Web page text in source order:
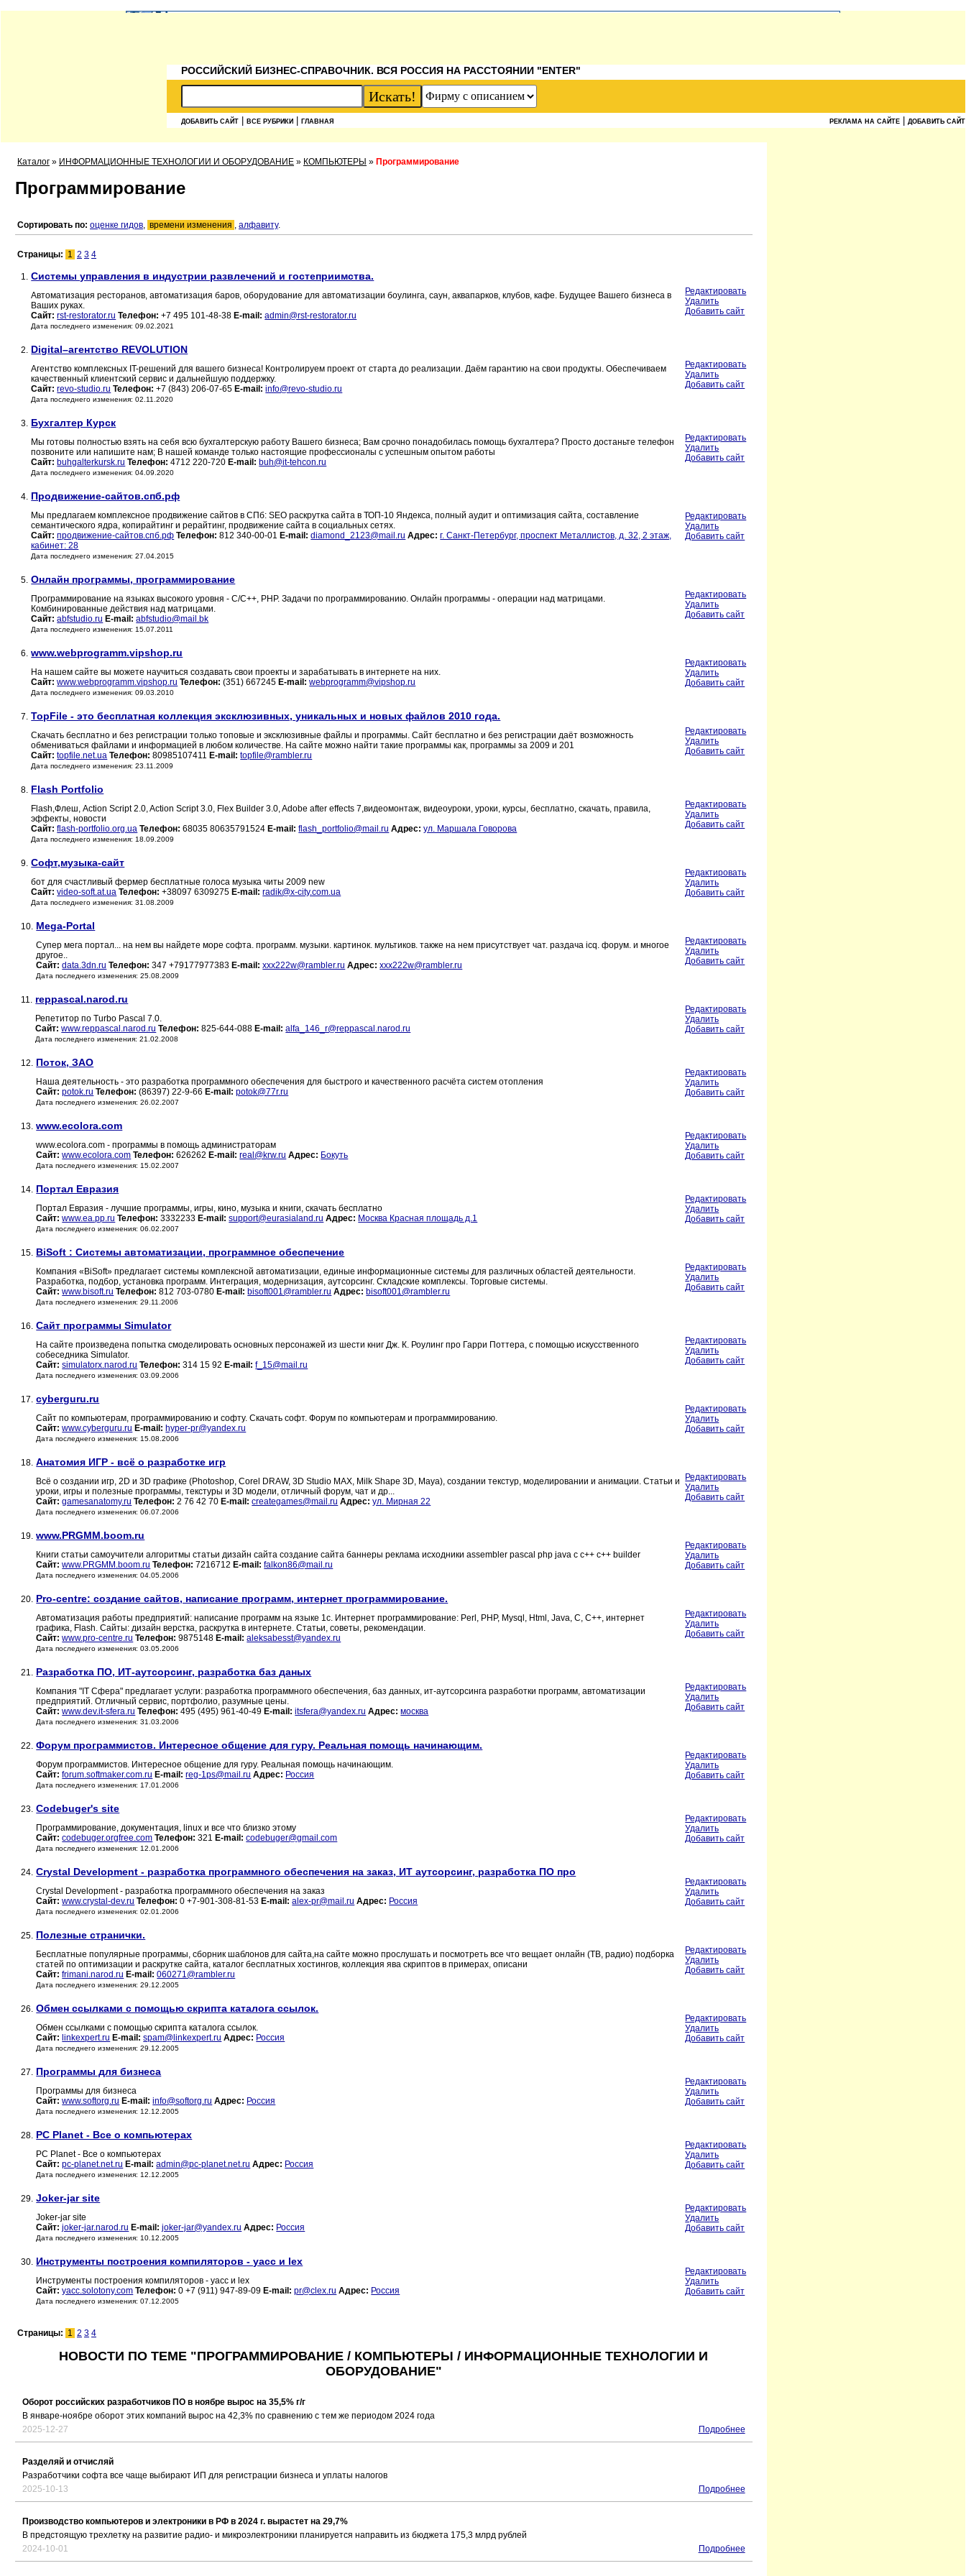
РОССИЙСКИЙ БИЗНЕС-СПРАВОЧНИК. ВСЯ РОССИЯ НА РАССТОЯНИИ "ENTER"
ДОБАВИТЬ САЙТ ВСЕ РУБРИКИ ГЛАВНАЯ РЕКЛАМА НА САЙТЕ ДОБАВИТЬ САЙТ
Каталог » ИНФОРМАЦИОННЫЕ ТЕХНОЛОГИИ И ОБОРУДОВАНИЕ » КОМПЬЮТЕРЫ » Программирование
Программирование
Сортировать по: оценке гидов, времени изменения , алфавиту.
Страницы: 1 2 3 4
1. Системы управления в индустрии развлечений и гостеприимства.
Автоматизация ресторанов, автоматизация баров, оборудование для автоматизации боулинга, саун, аквапарков, клубов, кафе. Будущее Вашего бизнеса в
Ваших руках.
Сайт: rst-restorator.ru Телефон: +7 495 101-48-38 E-mail: admin@rst-restorator.ru
Дата последнего изменения: 09.02.2021
Редактировать
Удалить
Добавить сайт
2. Digital–агентство REVOLUTION
Агентство комплексных IT-решений для вашего бизнеса! Контролируем проект от старта до реализации. Даём гарантию на свои продукты. Обеспечиваем
качественный клиентский сервис и дальнейшую поддержку.
Сайт: revo-studio.ru Телефон: +7 (843) 206-07-65 E-mail: info@revo-studio.ru
Дата последнего изменения: 02.11.2020
Редактировать
Удалить
Добавить сайт
3. Бухгалтер Курск
Мы готовы полностью взять на себя всю бухгалтерскую работу Вашего бизнеса; Вам срочно понадобилась помощь бухгалтера? Просто достаньте телефон
позвоните или напишите нам; В нашей команде только настоящие профессионалы с успешным опытом работы
Сайт: buhgalterkursk.ru Телефон: 4712 220-720 E-mail: buh@it-tehcon.ru
Дата последнего изменения: 04.09.2020
Редактировать
Удалить
Добавить сайт
4. Продвижение-сайтов.спб.рф
Мы предлагаем комплексное продвижение сайтов в СПб: SEO раскрутка сайта в ТОП-10 Яндекса, полный аудит и оптимизация сайта, составление
семантического ядра, копирайтинг и рерайтинг, продвижение сайта в социальных сетях.
Сайт: продвижение-сайтов.спб.рф Телефон: 812 340-00-01 E-mail: diamond_2123@mail.ru Адрес: г. Санкт-Петербург, проспект Металлистов, д. 32, 2 этаж,
кабинет: 28
Дата последнего изменения: 27.04.2015
Редактировать
Удалить
Добавить сайт
5. Онлайн программы, программирование
Программирование на языках высокого уровня - C/C++, PHP. Задачи по программированию. Онлайн программы - операции над матрицами.
Комбинированные действия над матрицами.
Сайт: abfstudio.ru E-mail: abfstudio@mail.bk
Дата последнего изменения: 15.07.2011
Редактировать
Удалить
Добавить сайт
6. www.webprogramm.vipshop.ru
На нашем сайте вы можете научиться создавать свои проекты и зарабатывать в интернете на них.
Сайт: www.webprogramm.vipshop.ru Телефон: (351) 667245 E-mail: webprogramm@vipshop.ru
Дата последнего изменения: 09.03.2010
Редактировать
Удалить
Добавить сайт
7. TopFile - это бесплатная коллекция эксклюзивных, уникальных и новых файлов 2010 года.
Скачать бесплатно и без регистрации только топовые и эксклюзивные файлы и программы. Сайт бесплатно и без регистрации даёт возможность
обмениваться файлами и информацией в любом количестве. На сайте можно найти такие программы как, программы за 2009 и 201
Сайт: topfile.net.ua Телефон: 80985107411 E-mail: topfile@rambler.ru
Дата последнего изменения: 23.11.2009
Редактировать
Удалить
Добавить сайт
8. Flash Portfolio
Flash,Флеш, Action Script 2.0, Action Script 3.0, Flex Builder 3.0, Adobe after effects 7,видеомонтаж, видеоуроки, уроки, курсы, бесплатно, скачать, правила,
эффекты, новости
Сайт: flash-portfolio.org.ua Телефон: 68035 80635791524 E-mail: flash_portfolio@mail.ru Адрес: ул. Маршала Говорова
Дата последнего изменения: 18.09.2009
Редактировать
Удалить
Добавить сайт
9. Софт,музыка-сайт
бот для счастливый фермер бесплатные голоса музыка читы 2009 new
Сайт: video-soft.at.ua Телефон: +38097 6309275 E-mail: radik@x-city.com.ua
Дата последнего изменения: 31.08.2009
Редактировать
Удалить
Добавить сайт
10. Mega-Portal
Супер мега портал... на нем вы найдете море софта. программ. музыки. картинок. мультиков. также на нем присутствует чат. раздача icq. форум. и многое
другое..
Сайт: data.3dn.ru Телефон: 347 +79177977383 E-mail: xxx222w@rambler.ru Адрес: xxx222w@rambler.ru
Дата последнего изменения: 25.08.2009
Редактировать
Удалить
Добавить сайт
11. reppascal.narod.ru
Репетитор по Turbo Pascal 7.0.
Сайт: www.reppascal.narod.ru Телефон: 825-644-088 E-mail: alfa_146_r@reppascal.narod.ru
Дата последнего изменения: 21.02.2008
Редактировать
Удалить
Добавить сайт
12. Поток, ЗАО
Наша деятельность - это разработка программного обеспечения для быстрого и качественного расчёта систем отопления
Сайт: potok.ru Телефон: (86397) 22-9-66 E-mail: potok@77r.ru
Дата последнего изменения: 26.02.2007
Редактировать
Удалить
Добавить сайт
13. www.ecolora.com
www.ecolora.com - программы в помощь администраторам
Сайт: www.ecolora.com Телефон: 626262 E-mail: real@krw.ru Адрес: Бокуть
Дата последнего изменения: 15.02.2007
Редактировать
Удалить
Добавить сайт
14. Портал Евразия
Портал Евразия - лучшие программы, игры, кино, музыка и книги, скачать бесплатно
Сайт: www.ea.pp.ru Телефон: 3332233 E-mail: support@eurasialand.ru Адрес: Москва Красная площадь д.1
Дата последнего изменения: 06.02.2007
Редактировать
Удалить
Добавить сайт
15. BiSoft : Системы автоматизации, программное обеспечение
Компания «BiSoft» предлагает системы комплексной автоматизации, единые информационные системы для различных областей деятельности.
Разработка, подбор, установка программ. Интеграция, модернизация, аутсорсинг. Складские комплексы. Торговые системы.
Сайт: www.bisoft.ru Телефон: 812 703-0780 E-mail: bisoft001@rambler.ru Адрес: bisoft001@rambler.ru
Дата последнего изменения: 29.11.2006
Редактировать
Удалить
Добавить сайт
16. Сайт программы Simulator
На сайте произведена попытка смоделировать основных персонажей из шести книг Дж. К. Роулинг про Гарри Поттера, с помощью искусственного
собеседника Simulator.
Сайт: simulatorx.narod.ru Телефон: 314 15 92 E-mail: f_15@mail.ru
Дата последнего изменения: 03.09.2006
Редактировать
Удалить
Добавить сайт
17. cyberguru.ru
Сайт по компьютерам, программированию и софту. Скачать софт. Форум по компьютерам и программированию.
Сайт: www.cyberguru.ru E-mail: hyper-pr@yandex.ru
Дата последнего изменения: 15.08.2006
Редактировать
Удалить
Добавить сайт
18. Анатомия ИГР - всё о разработке игр
Всё о создании игр, 2D и 3D графике (Photoshop, Corel DRAW, 3D Studio MAX, Milk Shape 3D, Maya), создании текстур, моделировании и анимации. Статьи и
уроки, игры и полезные программы, текстуры и 3D модели, отличный форум, чат и др...
Сайт: gamesanatomy.ru Телефон: 2 76 42 70 E-mail: creategames@mail.ru Адрес: ул. Мирная 22
Дата последнего изменения: 06.07.2006
Редактировать
Удалить
Добавить сайт
19. www.PRGMM.boom.ru
Книги статьи самоучители алгоритмы статьи дизайн сайта создание сайта баннеры реклама исходники assembler pascal php java c c++ c++ builder
Сайт: www.PRGMM.boom.ru Телефон: 7216712 E-mail: falkon86@mail.ru
Дата последнего изменения: 04.05.2006
Редактировать
Удалить
Добавить сайт
20. Pro-centre: создание сайтов, написание программ, интернет программирование.
Автоматизация работы предприятий: написание программ на языке 1с. Интернет программирование: Perl, PHP, Mysql, Html, Java, C, C++, интернет
графика, Flash. Сайты: дизайн верстка, раскрутка в интернете. Статьи, советы, рекомендации.
Сайт: www.pro-centre.ru Телефон: 9875148 E-mail: aleksabesst@yandex.ru
Дата последнего изменения: 03.05.2006
Редактировать
Удалить
Добавить сайт
21. Разработка ПО, ИТ-аутсорсинг, разработка баз даных
Компания "IT Сфера" предлагает услуги: разработка программного обеспечения, баз данных, ит-аутсорсинга разработки программ, автоматизации
предприятий. Отличный сервис, портфолио, разумные цены.
Сайт: www.dev.it-sfera.ru Телефон: 495 (495) 961-40-49 E-mail: itsfera@yandex.ru Адрес: москва
Дата последнего изменения: 31.03.2006
Редактировать
Удалить
Добавить сайт
22. Форум программистов. Интересное общение для гуру. Реальная помощь начинающим.
Форум программистов. Интересное общение для гуру. Реальная помощь начинающим.
Сайт: forum.softmaker.com.ru E-mail: reg-1ps@mail.ru Адрес: Россия
Дата последнего изменения: 17.01.2006
Редактировать
Удалить
Добавить сайт
23. Codebuger's site
Программирование, документация, linux и все что близко этому
Сайт: codebuger.orgfree.com Телефон: 321 E-mail: codebuger@gmail.com
Дата последнего изменения: 12.01.2006
Редактировать
Удалить
Добавить сайт
24. Crystal Development - разработка программного обеспечения на заказ, ИТ аутсорсинг, разработка ПО про
Crystal Development - разработка программного обеспечения на заказ
Сайт: www.crystal-dev.ru Телефон: 0 +7-901-308-81-53 E-mail: alex-pr@mail.ru Адрес: Россия
Дата последнего изменения: 02.01.2006
Редактировать
Удалить
Добавить сайт
25. Полезные странички.
Бесплатные популярные программы, сборник шаблонов для сайта,на сайте можно прослушать и посмотреть все что вещает онлайн (ТВ, радио) подборка
статей по оптимизации и раскрутке сайта, каталог бесплатных хостингов, коллекция ява скриптов в примерах, описани
Сайт: frimani.narod.ru E-mail: 060271@rambler.ru
Дата последнего изменения: 29.12.2005
Редактировать
Удалить
Добавить сайт
26. Обмен ссылками с помощью скрипта каталога ссылок.
Обмен ссылками с помощью скрипта каталога ссылок.
Сайт: linkexpert.ru E-mail: spam@linkexpert.ru Адрес: Россия
Дата последнего изменения: 29.12.2005
Редактировать
Удалить
Добавить сайт
27. Программы для бизнеса
Программы для бизнеса
Сайт: www.softorg.ru E-mail: info@softorg.ru Адрес: Россия
Дата последнего изменения: 12.12.2005
Редактировать
Удалить
Добавить сайт
28. PC Planet - Все о компьютерах
PC Planet - Все о компьютерах
Сайт: pc-planet.net.ru E-mail: admin@pc-planet.net.ru Адрес: Россия
Дата последнего изменения: 12.12.2005
Редактировать
Удалить
Добавить сайт
29. Joker-jar site
Joker-jar site
Сайт: joker-jar.narod.ru E-mail: joker-jar@yandex.ru Адрес: Россия
Дата последнего изменения: 10.12.2005
Редактировать
Удалить
Добавить сайт
30. Инструменты построения компиляторов - yacc и lex
Инструменты построения компиляторов - yacc и lex
Сайт: yacc.solotony.com Телефон: 0 +7 (911) 947-89-09 E-mail: pr@clex.ru Адрес: Россия
Дата последнего изменения: 07.12.2005
Редактировать
Удалить
Добавить сайт
Страницы: 1 2 3 4
НОВОСТИ ПО ТЕМЕ "ПРОГРАММИРОВАНИЕ / КОМПЬЮТЕРЫ / ИНФОРМАЦИОННЫЕ ТЕХНОЛОГИИ И
ОБОРУДОВАНИЕ"
Оборот российских разработчиков ПО в ноябре вырос на 35,5% г/г
В январе-ноябре оборот этих компаний вырос на 42,3% по сравнению с тем же периодом 2024 года
2025-12-27
Подробнее
Разделяй и отчисляй
Разработчики софта все чаще выбирают ИП для регистрации бизнеса и уплаты налогов
2025-10-13
Подробнее
Производство компьютеров и электроники в РФ в 2024 г. вырастет на 29,7%
В предстоящую трехлетку на развитие радио- и микроэлектроники планируется направить из бюджета 175,3 млрд рублей
2024-10-01
Подробнее